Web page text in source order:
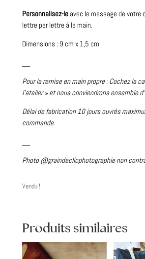
Personnalisez-leavec le message de votre
lettre par lettre à la main.
Dimensions : 9 cm x 1,5 cm
Pour la remise en main propre : Cochez la
l’atelier » et nous conviendrons ensemble
Délai de fabrication 10 jours ouvrés
commande.
Photo @graindeclicphotographie non
Vendu !
Produits similaires